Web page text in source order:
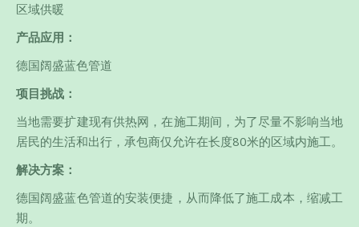
区域供暖
产品应用：
德国阔盛蓝色管道
项目挑战：
当地需要扩建现有供热网，在施工期间，为了尽量不影响当地
居民的生活和出行，承包商仅允许在长度80米的区域内施工。
解决方案：
德国阔盛蓝色管道的安装便捷，从而降低了施工成本，缩减工
期。